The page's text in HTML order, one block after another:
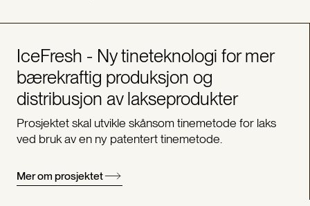
IceFresh - Ny tineteknologi for mer
bærekraftig produksjon og
distribusjon av lakseprodukter
Prosjektet skal utvikle skånsom tinemetode for laks
ved bruk av en ny patentert tinemetode.
Mer om prosjektet